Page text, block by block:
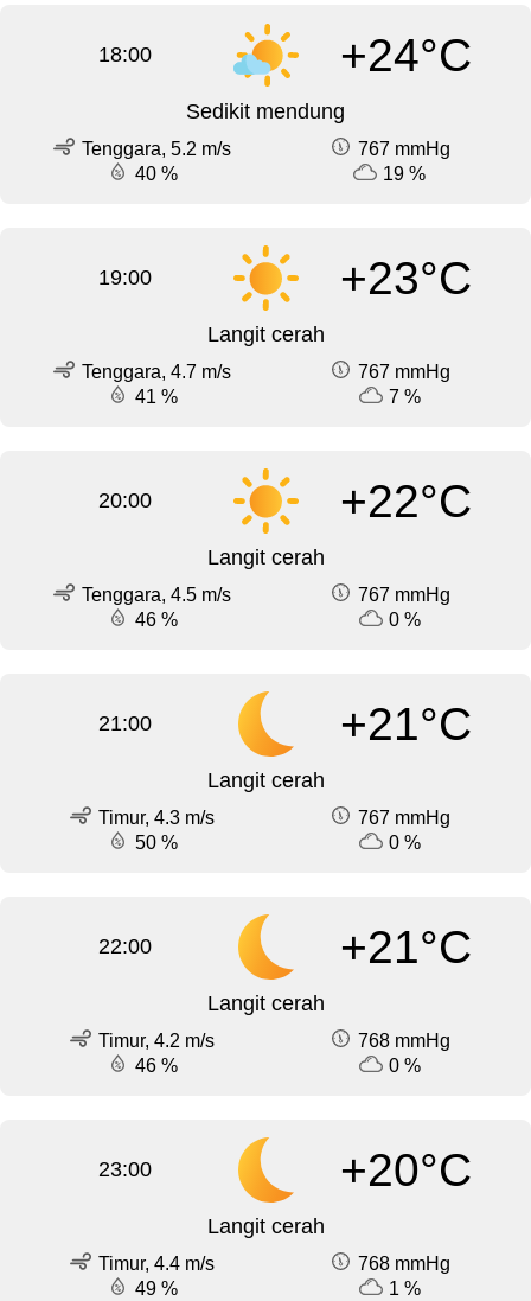
18:00 +24°C
Sedikit mendung
Tenggara, 5.2 m/s
767 mmHg
40 %
19 %
19:00 +23°C
Langit cerah
Tenggara, 4.7 m/s
767 mmHg
41 %
7 %
20:00 +22°C
Langit cerah
Tenggara, 4.5 m/s
767 mmHg
46 %
0 %
21:00 +21°C
Langit cerah
Timur, 4.3 m/s
767 mmHg
50 %
0 %
22:00 +21°C
Langit cerah
Timur, 4.2 m/s
768 mmHg
46 %
0 %
23:00 +20°C
Langit cerah
Timur, 4.4 m/s
768 mmHg
49 %
1 %